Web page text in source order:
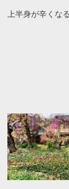
上半身が辛くな